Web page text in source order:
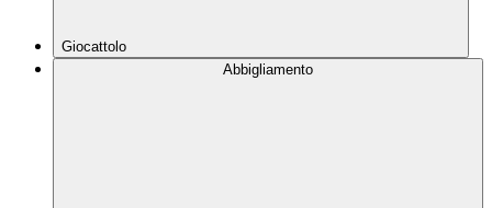
Giocattolo
Abbigliamento